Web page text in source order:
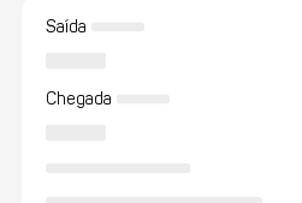
Saída
Chegada